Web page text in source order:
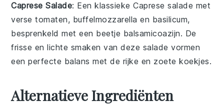
Caprese Salade: Een klassiekeCaprese salade met
verse tomaten, buffelmozzarella en basilicum,
besprenkeld met een beetje balsamicoazijn. De
frisse en lichte smaken van deze salade vormen
een perfecte balans met de rijke en zoete koekjes.
Alternatieve Ingrediënten